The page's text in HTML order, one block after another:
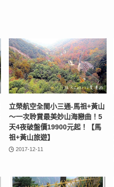
立榮航空全閩小三通-馬祖+黃山
～一次聆賞最美妙山海戀曲！5
天4夜破盤價19900元起！【馬
祖+黃山旅遊】
2017-12-11